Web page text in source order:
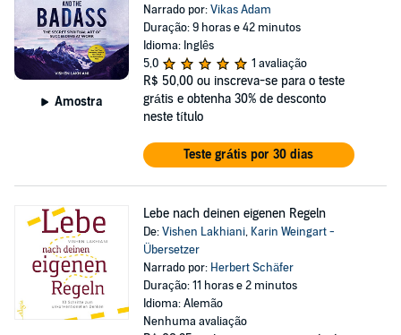
Amostra
Narrado por:Vikas Adam
Duração: 9 horas e 42 minutos
Idioma: Inglês
5,0
1 avaliação
R$ 50,00 ou inscreva-se para o teste
grátis e obtenha 30% de desconto
neste título
Teste grátis por 30 dias
Lebe nach deinen eigenen Regeln
De:Vishen Lakhiani, Karin Weingart -
Übersetzer
Narrado por: Herbert Schäfer
Duração: 11 horas e 2 minutos
Idioma: Alemão
Nenhuma avaliação